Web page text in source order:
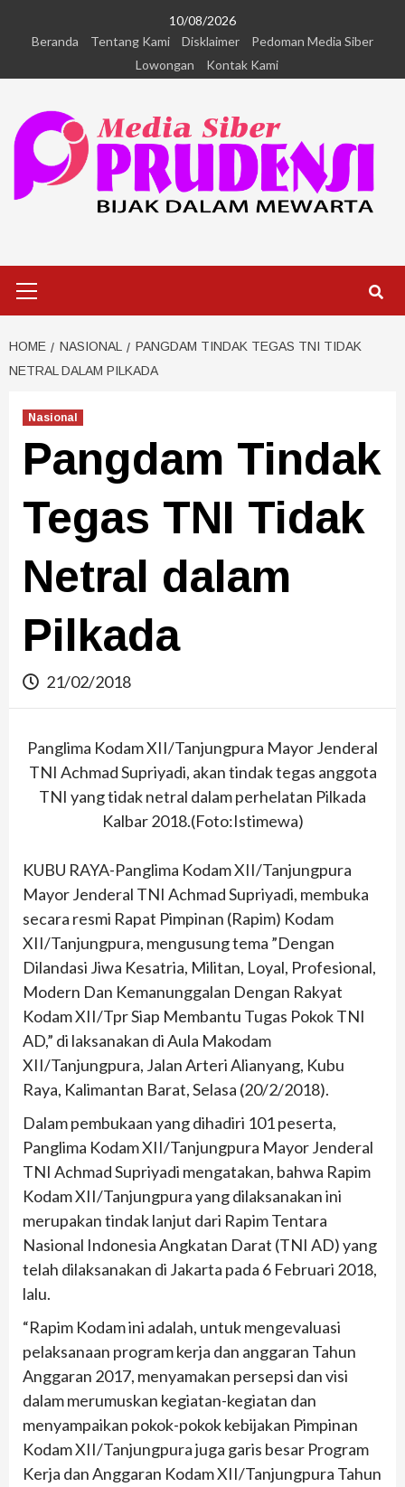
10/08/2026
Beranda
Tentang Kami Disklaimer
Pedoman Media Siber
Lowongan
Kontak Kami
HOME NASIONAL
PANGDAM TINDAK TEGAS TNI TIDAK
NETRAL DALAM PILKADA
Nasional
Pangdam Tindak
Tegas TNI Tidak
Netral dalam
Pilkada
21/02/2018
Panglima Kodam XII/Tanjungpura Mayor Jenderal
TNI Achmad Supriyadi, akan tindak tegas anggota
TNI yang tidak netral dalam perhelatan Pilkada
Kalbar 2018.(Foto:Istimewa)
KUBU RAYA-Panglima Kodam XII/Tanjungpura
Mayor Jenderal TNI Achmad Supriyadi, membuka
secara resmi Rapat Pimpinan (Rapim) Kodam
XII/Tanjungpura, mengusung tema ”Dengan
Dilandasi Jiwa Kesatria, Militan, Loyal, Profesional,
Modern Dan Kemanunggalan Dengan Rakyat
Kodam XII/Tpr Siap Membantu Tugas Pokok TNI
AD,” di laksanakan di Aula Makodam
XII/Tanjungpura, Jalan Arteri Alianyang, Kubu
Raya, Kalimantan Barat, Selasa (20/2/2018).
Dalam pembukaan yang dihadiri 101 peserta,
Panglima Kodam XII/Tanjungpura Mayor Jenderal
TNI Achmad Supriyadi mengatakan, bahwa Rapim
Kodam XII/Tanjungpura yang dilaksanakan ini
merupakan tindak lanjut dari Rapim Tentara
Nasional Indonesia Angkatan Darat (TNI AD) yang
telah dilaksanakan di Jakarta pada 6 Februari 2018,
lalu.
“Rapim Kodam ini adalah, untuk mengevaluasi
pelaksanaan program kerja dan anggaran Tahun
Anggaran 2017, menyamakan persepsi dan visi
dalam merumuskan kegiatan-kegiatan dan
menyampaikan pokok-pokok kebijakan Pimpinan
Kodam XII/Tanjungpura juga garis besar Program
Kerja dan Anggaran Kodam XII/Tanjungpura Tahun